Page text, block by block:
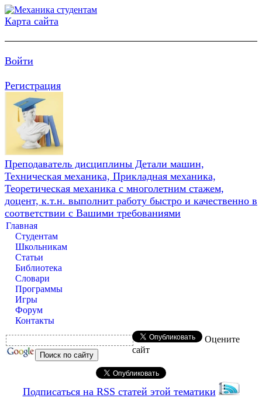
Карта сайта
Войти
Регистрация
Преподаватель дисциплины Детали машин,
Техническая механика, Прикладная механика,
Теоретическая механика с многолетним стажем,
доцент, к.т.н. выполнит работу быстро и качественно в
соответствии с Вашими требованиями
Главная
Студентам
Школьникам
Статьи
Библиотека
Словари
Программы
Игры
Форум
Контакты
Оцените
сайт
Подписаться на RSS статей этой тематики